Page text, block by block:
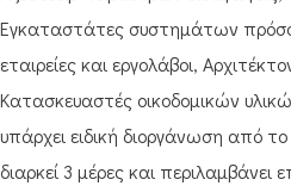
Εγκαταστάτες συστημάτων
εταιρείες και εργολάβοι,
Κατασκευαστές οικοδομικών
υπάρχει ειδική διοργάνωση από
διαρκεί 3 μέρες και